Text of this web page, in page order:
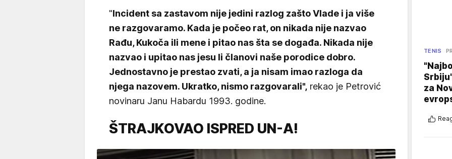
"Incident sa zastavom nije jedini razlog zašto Vlade i ja više
ne razgovaramo. Kada je počeo rat, on nikada nije nazvao
Rađu, Kukoča ili mene i pitao nas šta se događa. Nikada nije
nazvao i upitao nas jesu li članovi naše porodice dobro.
Jednostavno je prestao zvati, a ja nisam imao razloga da
njega nazovem. Ukratko, nismo razgovarali", rekao je Petrović
novinaru Janu Habardu 1993. godine.
ŠTRAJKOVAO ISPRED UN-A!
TENIS
za